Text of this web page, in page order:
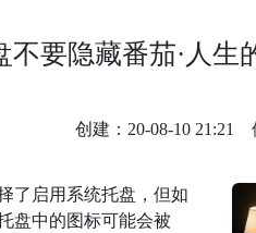
不要隐藏番茄·人生
创建：20-08-10 21:21
了启用系统托盘，但如
盘中的图标可能会被